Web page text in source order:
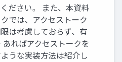
ださい。 また、本資料
では、アクセストーク
は考慮しておらず、有
ればアクセストークを
うな実装方法は紹介し